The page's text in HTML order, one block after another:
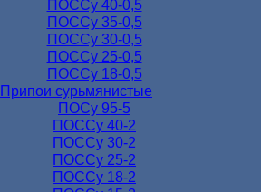
ПОССу 40-0,5
ПОССу 35-0,5
ПОССу 30-0,5
ПОССу 25-0,5
ПОССу 18-0,5
Припои сурьмянистые
ПОСу 95-5
ПОССу 40-2
ПОССу 30-2
ПОССу 25-2
ПОССу 18-2